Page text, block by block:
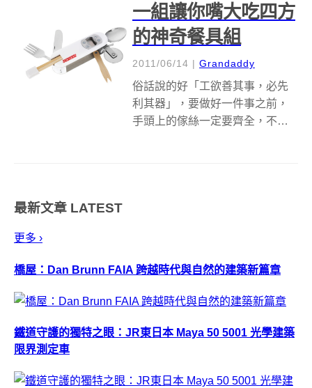
一組讓你嘴大吃四方
的神奇餐具組
2011/06/14 | Grandaddy
俗話說的好「工欲善其事，必先
利其器」，要做好一件事之前，
手頭上的傢絲一定要齊全，不然
最新文章 LATEST
更多 ›
橋屋：Dan Brunn FAIA 跨越時代與自然的建築新篇章
鐵道守護的獨特之眼：JR東日本 Maya 50 5001 光學建築
限界測定車